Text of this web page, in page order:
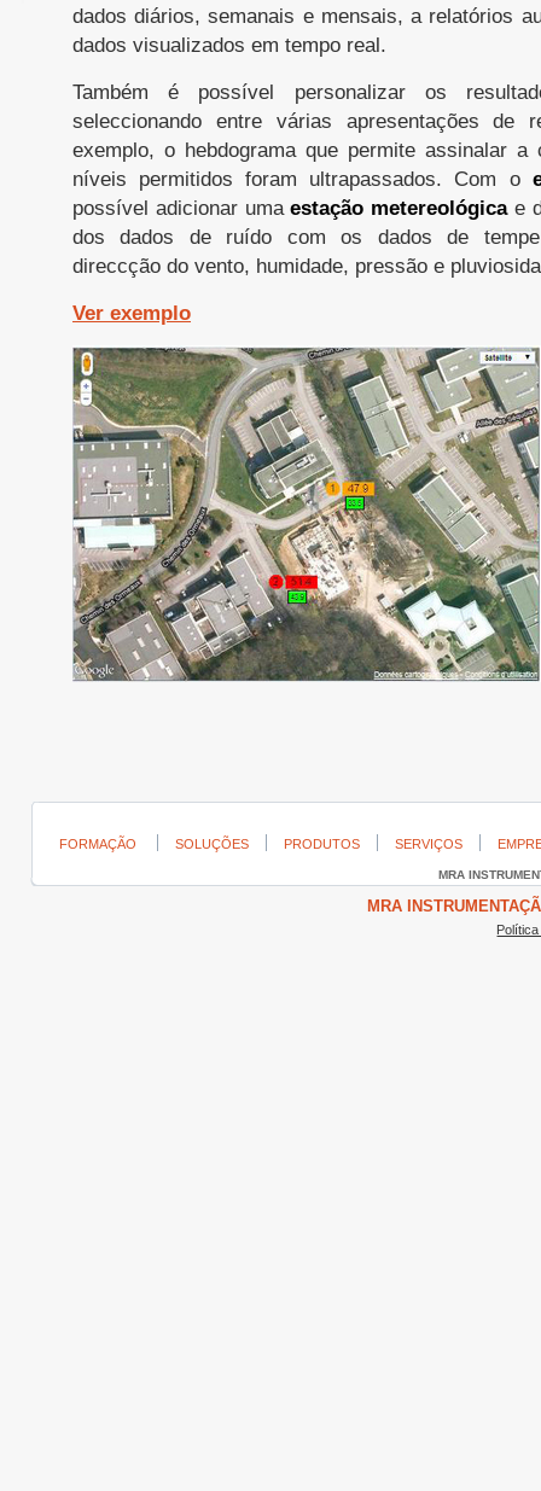
dados diários, semanais e mensais, a relatórios
dados visualizados em tempo real.
Também é possível personalizar os
seleccionando entre várias apresentações de
exemplo, o hebdograma que permite assinalar a
níveis permitidos foram ultrapassados. Com o
possível adicionar umaestação metereológicae
dos dados de ruído com os dados de
direccção do vento, humidade, pressão e
Ver exemplo
FORMAÇÃO SOLUÇÕES PRODUTOS SERVIÇOS
MRA
MRA